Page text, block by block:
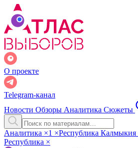
О проекте
Telegram-канал
Новости Обзоры Аналитика Сюжеты
Аналитика ×1 ×Республика Калмыкия
Республика ×